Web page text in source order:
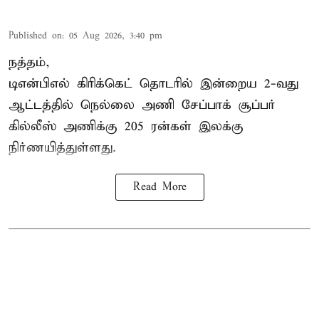
Published on: 05 Aug 2026, 3:40 pm
நத்தம்,
டிஎன்பிஎல் கிரிக்கெட் தொடரில் இன்றைய 2-வது
ஆட்டத்தில் நெல்லை அணி சேப்பாக் சூப்பர்
கில்லீஸ் அணிக்கு 205 ரன்கள் இலக்கு
நிர்ணயித்துள்ளது.
Read More